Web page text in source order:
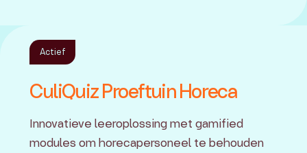
Actief
CuliQuiz Proeftuin Horeca
Innovatieve leeroplossing met gamified
modules om horecapersoneel te behouden